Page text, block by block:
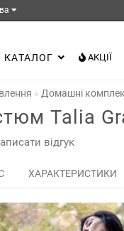
КАТАЛОГ АКЦІЇ
Домашні
Talia
відгук
ХАРАКТЕРИСТИКИ